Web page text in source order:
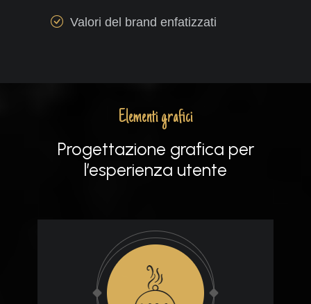
Valori del brand enfatizzati
Elementi grafici
Progettazione grafica per
l’esperienza utente